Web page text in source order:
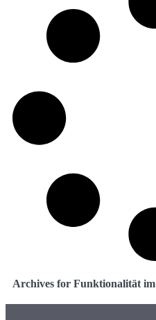
Archives for Funktionalität